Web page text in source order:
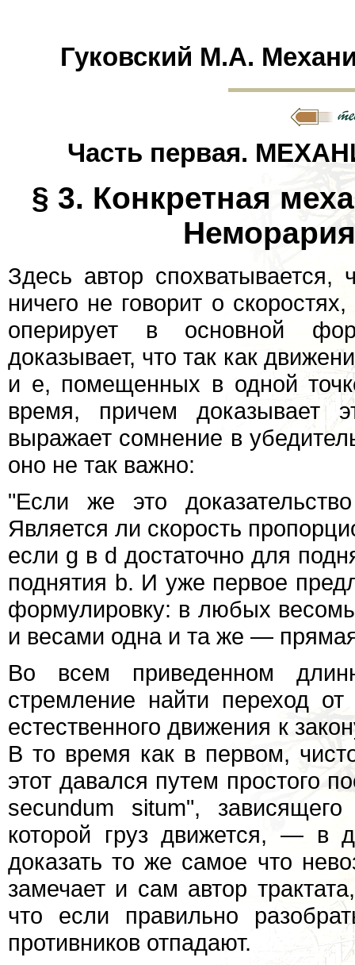
Гуковский М.А.
Часть первая.
§ 3. Конкретная
Здесь автор
ничего не говорит о
оперирует в основной
доказывает, что так как
и е, помещенных в одной
время, причем доказывает
выражает сомнение в
оно не так важно:
"Если же это
Является ли скорость
если g в d достаточно для
поднятия b. И уже первое
формулировку: в любых
и весами одна и та же —
Во всем приведенном
стремление найти переход
естественного движения к
В то время как в первом,
этот давался путем простого
secundum situm",
которой груз движется, — в
доказать то же самое что
замечает и сам автор
что если правильно
противников отпадают.